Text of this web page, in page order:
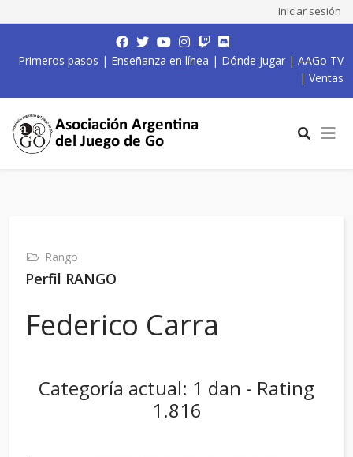
Iniciar sesión
Primeros pasos | Enseñanza en línea | Dónde jugar | AAGo TV
| Ventas
Rango
Perfil RANGO
Federico Carra
Categoría actual: 1 dan - Rating
1.816